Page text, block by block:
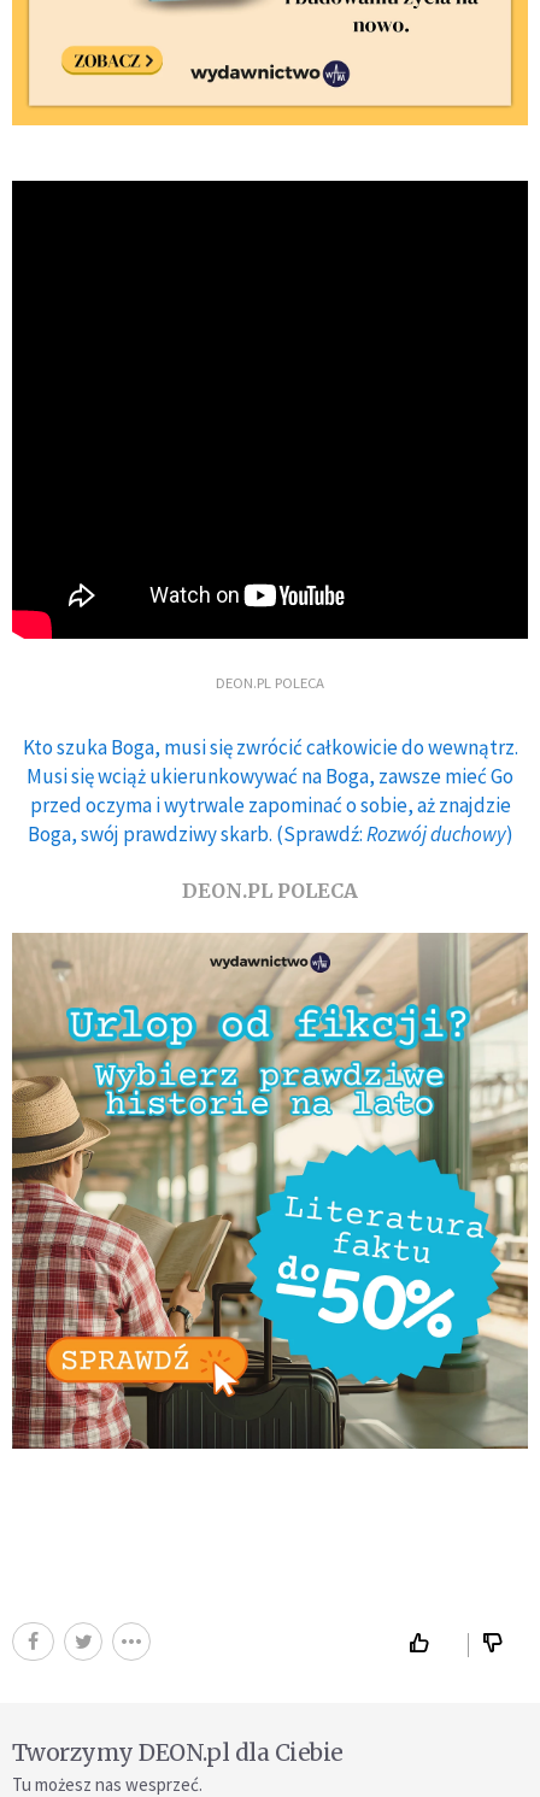
DEON.PL POLECA
Kto szuka Boga, musi się zwrócić całkowicie do wewnątrz.
Musi się wciąż ukierunkowywać na Boga, zawsze mieć Go
przed oczyma i wytrwale zapominać o sobie, aż znajdzie
Boga, swój prawdziwy skarb. (Sprawdź:Rozwój duchowy)
DEON.PL POLECA
Tworzymy DEON.pl dla Ciebie
Tu możesz nas wesprzeć.